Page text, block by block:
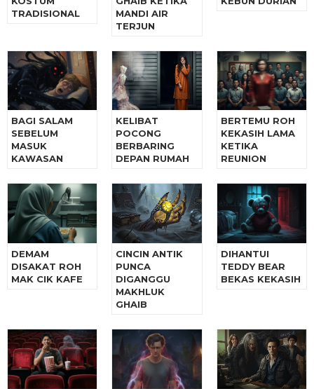
TRADISIONAL
MANDI AIR
TERJUN
BAGI SALAM
SEBELUM
MASUK
KAWASAN
KELIBAT
POCONG
BERBARING
DEPAN RUMAH
BERTEMU ROH
KEKASIH LAMA
KETIKA
REUNION
DEMAM
DISAKAT ROH
MAK CIK KAFE
CINCIN ANTIK
PUNCA
DIGANGGU
MAKHLUK
GHAIB
DIHANTUI
TEDDY BEAR
BEKAS KEKASIH